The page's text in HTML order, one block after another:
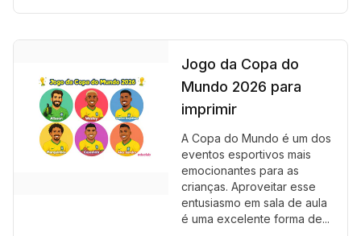
Jogo da Copa do
Mundo 2026 para
imprimir
A Copa do Mundo é um dos
eventos esportivos mais
emocionantes para as
crianças. Aproveitar esse
entusiasmo em sala de aula
é uma excelente forma de...